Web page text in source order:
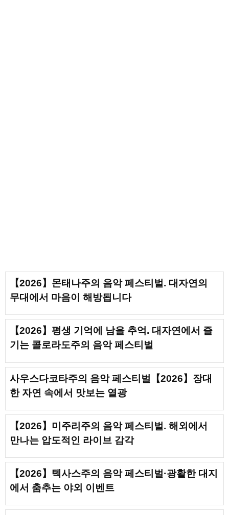
【2026】몬태나주의 음악 페스티벌. 대자연의
무대에서 마음이 해방됩니다
【2026】평생 기억에 남을 추억. 대자연에서 즐
기는 콜로라도주의 음악 페스티벌
사우스다코타주의 음악 페스티벌【2026】장대
한 자연 속에서 맛보는 열광
【2026】미주리주의 음악 페스티벌. 해외에서
만나는 압도적인 라이브 감각
【2026】텍사스주의 음악 페스티벌·광활한 대지
에서 춤추는 야외 이벤트